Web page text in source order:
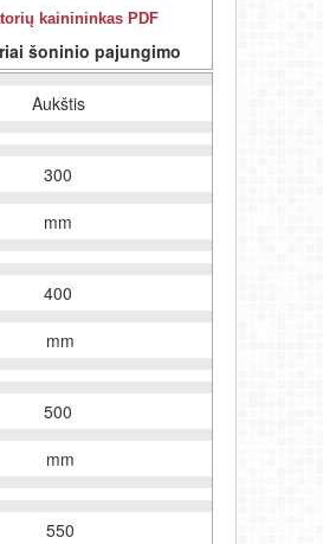
kainininkas PDF
šoninio pajungimo
Aukštis
300
mm
400
mm
500
mm
550